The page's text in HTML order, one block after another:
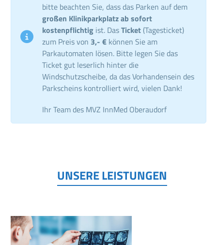
bitte beachten Sie, dass das Parken auf dem
großen Klinikparkplatz ab sofort
kostenpflichtig ist. DasTicket (Tagesticket)
zum Preis von 3,- € können Sie am
Parkautomaten lösen. Bitte legen Sie das
Ticket gut leserlich hinter die
Windschutzscheibe, da das Vorhandensein des
Parkscheins kontrolliert wird, vielen Dank!
Ihr Team des MVZ InnMed Oberaudorf
UNSERE LEISTUNGEN